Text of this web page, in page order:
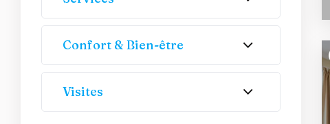
Confort & Bien-être
Visites